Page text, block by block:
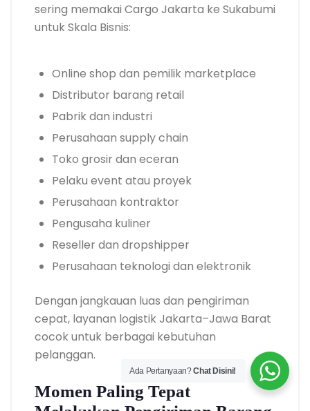
sering memakai Cargo Jakarta ke Sukabumi
untuk Skala Bisnis:
Online shop dan pemilik marketplace
Distributor barang retail
Pabrik dan industri
Perusahaan supply chain
Toko grosir dan eceran
Pelaku event atau proyek
Perusahaan kontraktor
Pengusaha kuliner
Reseller dan dropshipper
Perusahaan teknologi dan elektronik
Dengan jangkauan luas dan pengiriman
cepat, layanan logistik Jakarta–Jawa Barat
cocok untuk berbagai kebutuhan
pelanggan.
Momen Paling Tepat
Ada Pertanyaan?Chat Disini!